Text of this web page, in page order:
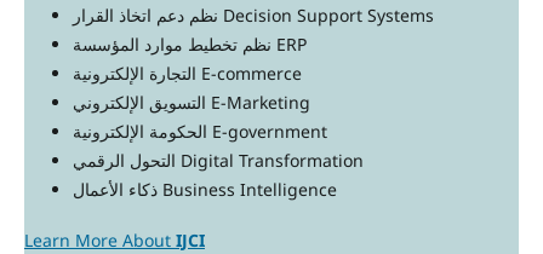
نظم دعم اتخاذ القرار Decision Support Systems
نظم تخطيط موارد المؤسسة ERP
التجارة الإلكترونية E-commerce
التسويق الإلكتروني E-Marketing
الحكومة الإلكترونية E-government
التحول الرقمي Digital Transformation
ذكاء الأعمال Business Intelligence
Learn More About IJCI